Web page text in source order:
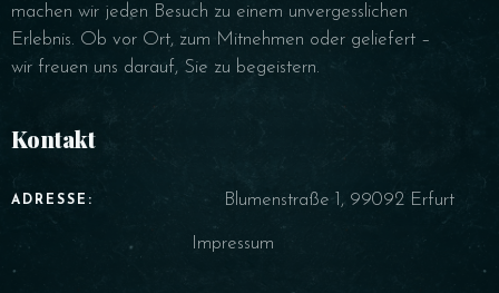
machen wir jeden Besuch zu einem unvergesslichen
Erlebnis. Ob vor Ort, zum Mitnehmen oder geliefert –
wir freuen uns darauf, Sie zu begeistern.
Kontakt
ADRESSE: Blumenstraße 1, 99092 Erfurt
Impressum